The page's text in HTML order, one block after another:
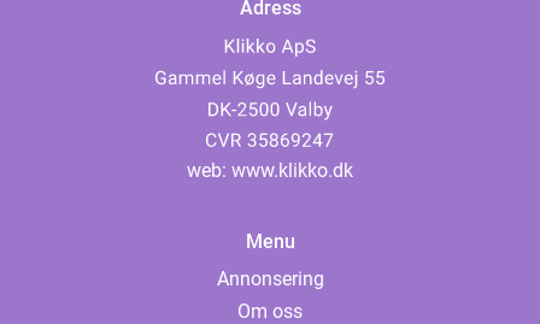
Adress
web: www.klikko.dk
Menu
Annonsering
Om oss